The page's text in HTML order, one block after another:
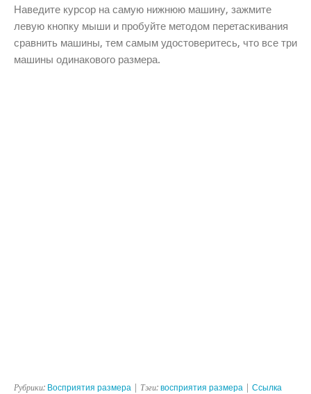
Наведите курсор на самую нижнюю машину, зажмите
левую кнопку мыши и пробуйте методом перетаскивания
сравнить машины, тем самым удостоверитесь, что все три
машины одинакового размера.
Рубрики: Восприятия размера | Тэги: восприятия размера Ссылка